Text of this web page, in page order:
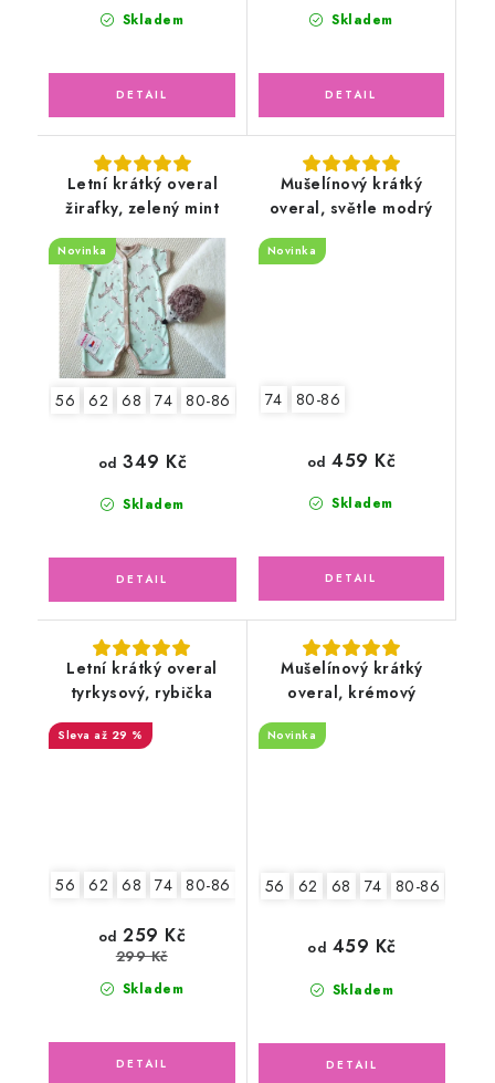
Skladem Skladem
Letní krátký overal
žirafky, zelený mint
Novinka
56 62 68 74 80-86 92-98
Skladem
od 349 Kč
Mušelínový krátký
overal, světle modrý
Novinka
74 80-86
Skladem
od 459 Kč
Letní krátký overal
tyrkysový, rybička
až 29 %
56 62 68 74 80-86 92-98 2.jakost v.56
Skladem
od 259 Kč
299 Kč
Mušelínový krátký
overal, krémový
Novinka
56 62 68 74 80-86
Skladem
od 459 Kč